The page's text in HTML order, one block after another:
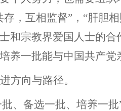
存，互相监督”，“肝胆
和宗教界爱国人士的
养一批能与中国共产党
方向与路径。
、备选一批、培养一